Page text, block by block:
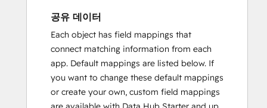
공유 데이터
Each object has field mappings that
connect matching information from each
app. Default mappings are listed below. If
you want to change these default mappings
or create your own, custom field mappings